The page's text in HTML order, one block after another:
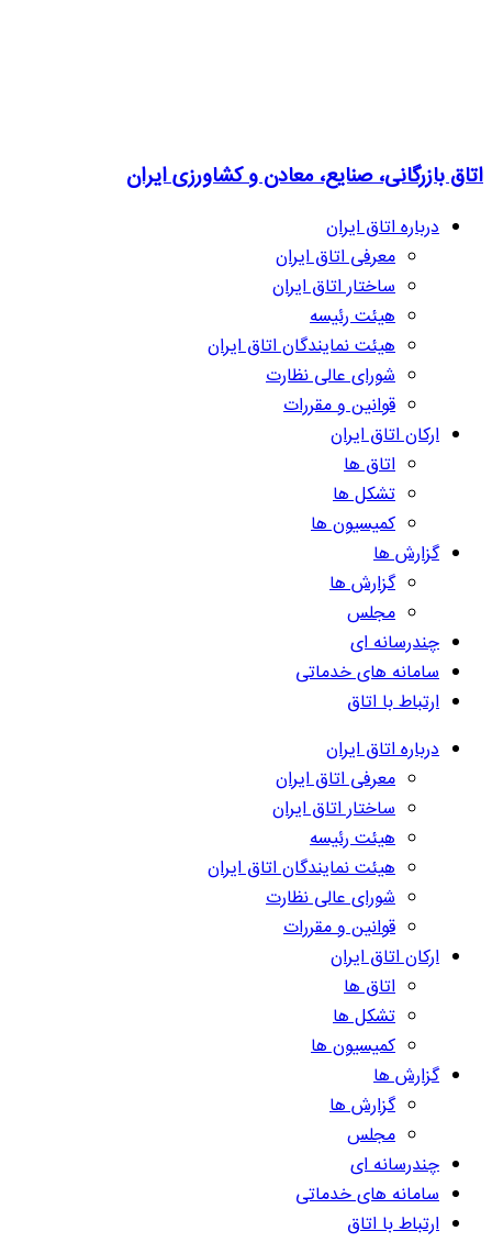
اتاق بازرگانی، صنایع، معادن و کشاورزی ایران
درباره اتاق ایران
معرفی اتاق ایران
ساختار اتاق ایران
هیئت رئیسه
هیئت نمایندگان اتاق ایران
شورای عالی نظارت
قوانین و مقررات
ارکان اتاق ایران
اتاق ها
تشکل ها
کمیسیون ها
گزارش ها
گزارش ها
مجلس
چندرسانه ای
سامانه های خدماتی
ارتباط با اتاق
درباره اتاق ایران
معرفی اتاق ایران
ساختار اتاق ایران
هیئت رئیسه
هیئت نمایندگان اتاق ایران
شورای عالی نظارت
قوانین و مقررات
ارکان اتاق ایران
اتاق ها
تشکل ها
کمیسیون ها
گزارش ها
گزارش ها
مجلس
چندرسانه ای
سامانه های خدماتی
ارتباط با اتاق